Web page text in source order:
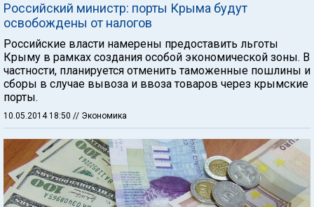
Российский министр: порты Крыма будут
освобождены от налогов
Российские власти намерены предоставить льготы
Крыму в рамках создания особой экономической зоны. В
частности, планируется отменить таможенные пошлины и
сборы в случае вывоза и ввоза товаров через крымские
порты.
10.05.2014 18:50 // Экономика